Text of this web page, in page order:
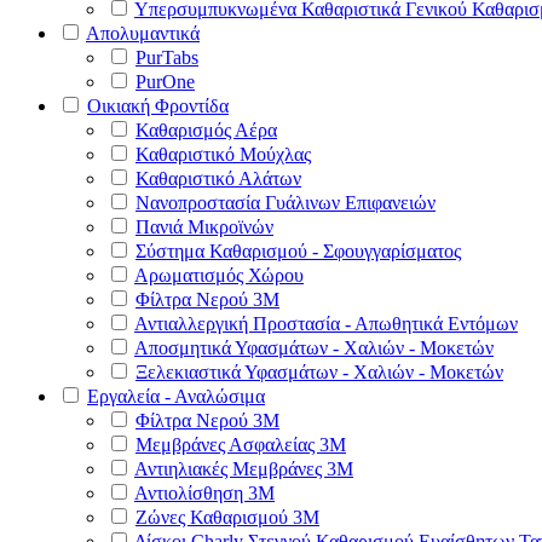
Υπερσυμπυκνωμένα Καθαριστικά Γενικού
Απολυμαντικά
PurTabs
PurOne
Οικιακή Φροντίδα
Καθαρισμός Αέρα
Καθαριστικό Μούχλας
Καθαριστικό Αλάτων
Νανοπροστασία Γυάλινων Επιφανειών
Πανιά Μικροϊνών
Σύστημα Καθαρισμού - Σφουγγαρίσματος
Αρωματισμός Χώρου
Φίλτρα Νερού 3Μ
Αντιαλλεργική Προστασία - Απωθητικά Εντόμων
Αποσμητικά Υφασμάτων - Χαλιών - Μοκετών
Ξελεκιαστικά Υφασμάτων - Χαλιών - Μοκετών
Εργαλεία - Αναλώσιμα
Φίλτρα Νερού 3Μ
Μεμβράνες Ασφαλείας 3Μ
Αντιηλιακές Μεμβράνες 3Μ
Αντιολίσθηση 3Μ
Ζώνες Καθαρισμού 3Μ